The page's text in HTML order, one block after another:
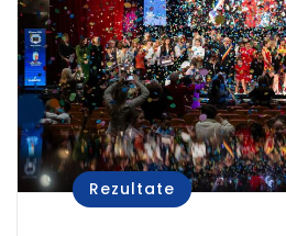
Rezultate